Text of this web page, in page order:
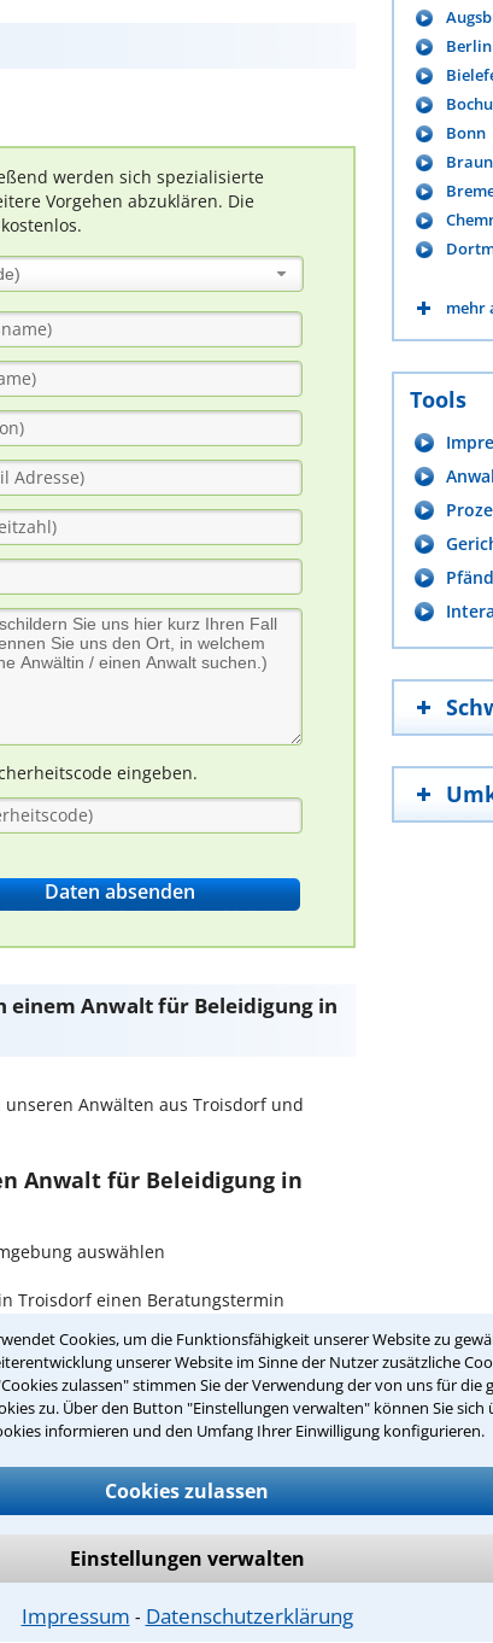
Cookies, um die Funktionsfähigkeit unserer Website zu
unserer Website im Sinne der Nutzer zusätzliche
zulassen" stimmen Sie der Verwendung der von uns für die
zu. Über den Button "Einstellungen verwalten" können Sie sich
informieren und den Umfang Ihrer Einwilligung konfigurieren.
Cookies zulassen
Einstellungen verwalten
Impressum ⁃ Datenschutzerklärung
werden sich spezialisierte
Vorgehen abzuklären. Die
eingeben.
einem Anwalt für Beleidigung in
unseren Anwälten aus Troisdorf und
Anwalt für Beleidigung in
auswählen
Troisdorf einen Beratungstermin
über unser Kontaktformular einen
es gleich aus.
in Troisdorf?
für Beleidigung in Troisdorf
zu schildern, sodass Sie eine
Erfolgsaussichten erhalten. In diesem
die weitere Vorgehensweise in Ihrem
Berlin
Bonn
mehr
Tools